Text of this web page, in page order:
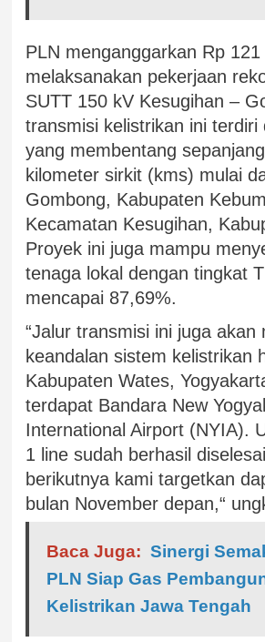
PLN menganggarkan Rp
melaksanakan pekerjaan
SUTT 150 kV Kesugihan –
transmisi kelistrikan ini terdiri
yang membentang
kilometer sirkit (kms) mulai
Gombong, Kabupaten
Kecamatan Kesugihan,
Proyek ini juga mampu
tenaga lokal dengan tingkat
mencapai 87,69%.
“Jalur transmisi ini juga akan
keandalan sistem kelistrikan
Kabupaten Wates,
terdapat Bandara New
International Airport (NYIA).
1 line sudah berhasil
berikutnya kami targetkan
bulan November depan,“
Baca Juga: Sinergi
PLN Siap Gas
Kelistrikan Jawa Tengah